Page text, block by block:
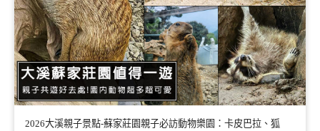
2026大溪親子景點-蘇家莊園親子必訪動物樂園：卡皮巴拉、狐